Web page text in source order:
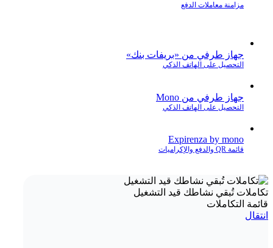
مزامنة معاملات الدفع
جهاز طرفي من «بريفات بنك»
التحصيل على الهاتف الذكي
جهاز طرفي من Mono
التحصيل على الهاتف الذكي
Expirenza by mono
قائمة QR والدفع والإكراميات
تكاملات تُبقي نشاطك قيد التشغيل
قائمة التكاملات
انتقال